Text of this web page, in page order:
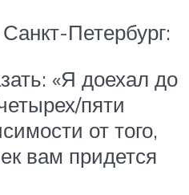
Петербург:
«Я доехал до
пяти
от того,
вам придется